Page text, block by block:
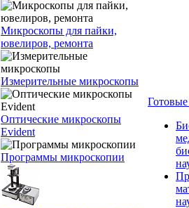
Микроскопы для пайки,
ювелиров, ремонта
Измерительные микроскопы
Оптические микроскопы
Evident
Программы микроскопии